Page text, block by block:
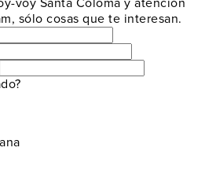
voy Santa Coloma y atención
sólo cosas que te interesan.